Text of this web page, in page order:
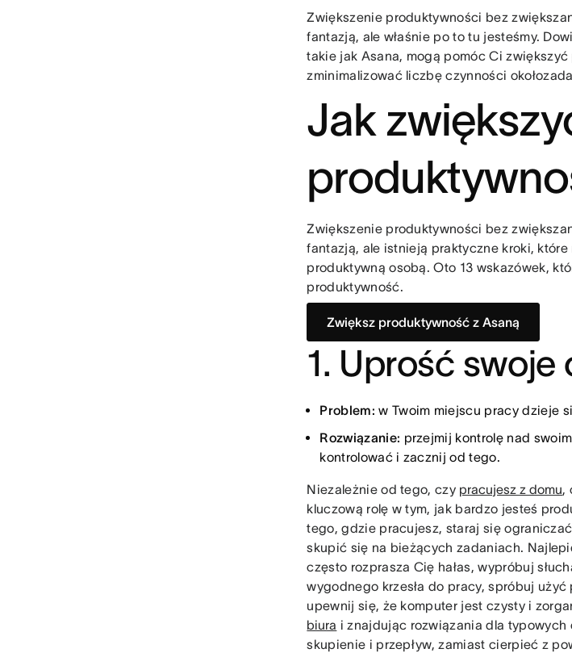
Zwiększenie produktywności bez
fantazją, ale właśnie po to tu jesteśmy.
takie jak Asana, mogą pomóc Ci
zminimalizować liczbę czynności
Jak
Zwiększenie produktywności bez
fantazją, ale istnieją praktyczne kroki,
produktywną osobą. Oto 13 wskazówek,
produktywność.
Zwiększ produktywność z Asaną
1. Uprość swoje
Problem: w Twoim miejscu pracy dzieje
Rozwiązanie: przejmij kontrolę nad
kontrolować i zacznij od tego.
Niezależnie od tego, czy pracujesz z domu,
kluczową rolę w tym, jak bardzo jesteś
tego, gdzie pracujesz, staraj się
skupić się na bieżących zadaniach.
często rozprasza Cię hałas, wypróbuj
wygodnego krzesła do pracy, spróbuj
upewnij się, że komputer jest czysty i
biura i znajdując rozwiązania dla
skupienie i przepływ, zamiast cierpieć z